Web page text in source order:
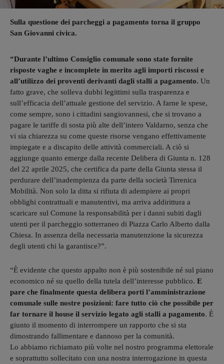
Sulla questione dei parcheggi a pagamento torna il gruppo
San Giovanni civica.
“Durante l’ultimo Consiglio comunale sono state fornite
risposte vaghe e incomplete in merito agli importi riscossi e
all’utilizzo dei proventi derivanti dagli stalli a pagamento. Un
fatto grave, che solleva dubbi legittimi sulla trasparenza e
sull’efficacia dell’attuale gestione del servizio. A farne le spese,
come sempre, sono i cittadini sangiovannesi, che si trovano a
pagare le tariffe di sosta più alte dell’intero Valdarno, senza che
vi sia chiarezza su come queste risorse vengano effettivamente
impiegate e a discapito delle attività commerciali. A ciò si
aggiunge quanto emerge dalla recente Delibera di Giunta n. 128
del 22 aprile 2025, che certifica da parte della Giunta stessa il
perdurare dell’inadempienza da parte della società Tirrenica
Mobilità. Non solo la ditta si rifiuta di adempiere ai propri
obblighi contrattuali e manutentivi, ma arriva addirittura a
scaricare sul Comune la responsabilità per i danni subiti dagli
utenti per il parcheggio sotterraneo di Piazza Carlo Alberto dalla
Chiesa. In assenza della necessaria manutenzione la sicurezza
degli utenti chi la garantisce?”.
“È evidente che questo appalto non è più sostenibile né sul piano
economico né su quello della tutela dell’interesse pubblico. E
pare che finalmente questa delibera porti l’amministrazione
comunale sulle nostre posizioni: fare tutto ciò che possibile per
far tornare il house il servizio legato agli stalli a pagamento. È
giunto il momento di interrompere un rapporto che si sta
dimostrando fallimentare e dannoso per la comunità.
Lo abbiamo richiamato più volte nel nostro programma elettorale
e soprattutto sollecitato con una nostra interrogazione in questa